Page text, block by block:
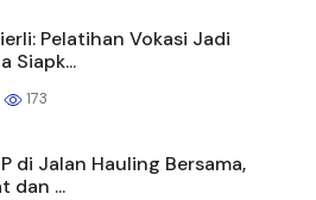
Pelatihan Vokasi Jadi
Siapk...
173
di Jalan Hauling Bersama,
dan ...